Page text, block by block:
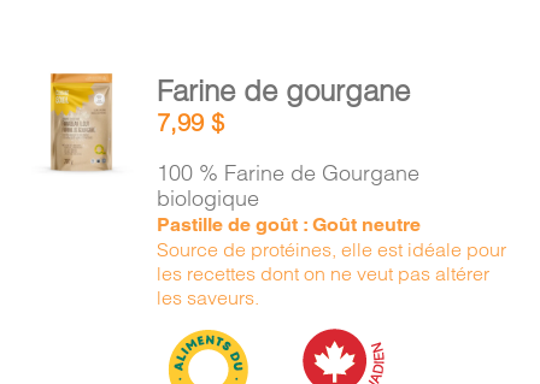
AJOUTER
AU
PANIER
Farine de gourgane
7,99$
100 % Farine de Gourgane
biologique
Pastille de goût : Goût neutre
Source de protéines, elle est idéale pour
les recettes dont on ne veut pas altérer
les saveurs.